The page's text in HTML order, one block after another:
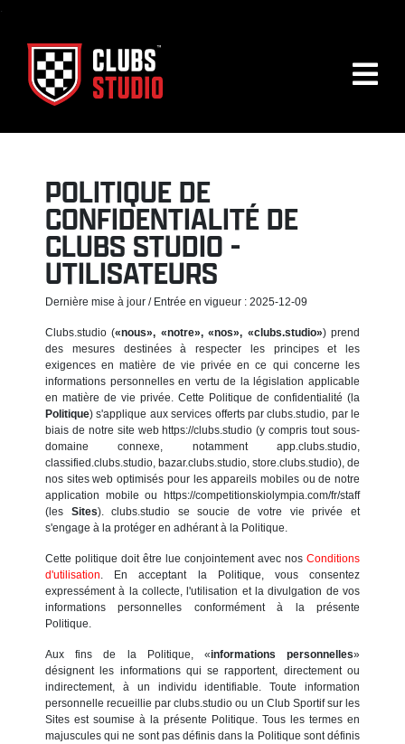
.
POLITIQUE DE
CONFIDENTIALITÉ DE
CLUBS STUDIO -
UTILISATEURS
Dernière mise à jour / Entrée en vigueur : 2025-12-09
Clubs.studio («nous», «notre», «nos», «clubs.studio») prend
des mesures destinées à respecter les principes et les
exigences en matière de vie privée en ce qui concerne les
informations personnelles en vertu de la législation applicable
en matière de vie privée. Cette Politique de confidentialité (la
Politique) s'applique aux services offerts par clubs.studio, par le
biais de notre site web https://clubs.studio (y compris tout sous-
domaine connexe, notamment app.clubs.studio,
classified.clubs.studio, bazar.clubs.studio, store.clubs.studio), de
nos sites web optimisés pour les appareils mobiles ou de notre
application mobile ou https://competitionskiolympia.com/fr/staff
(les Sites). clubs.studio se soucie de votre vie privée et
s'engage à la protéger en adhérant à la Politique.
Cette politique doit être lue conjointement avec nos Conditions
d'utilisation. En acceptant la Politique, vous consentez
expressément à la collecte, l'utilisation et la divulgation de vos
informations personnelles conformément à la présente
Politique.
Aux fins de la Politique, «informations personnelles»
désignent les informations qui se rapportent, directement ou
indirectement, à un individu identifiable. Toute information
personnelle recueillie par clubs.studio ou un Club Sportif sur les
Sites est soumise à la présente Politique. Tous les termes en
majuscules qui ne sont pas définis dans la Politique sont définis